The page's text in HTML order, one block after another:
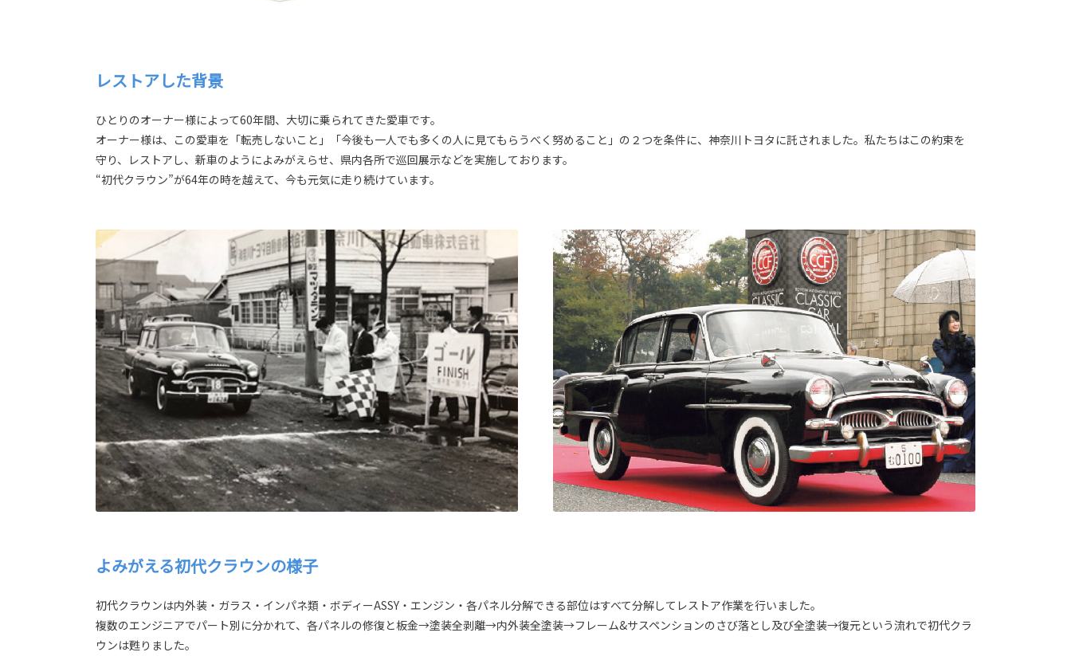
レストアした背景
ひとりのオーナー様によって60年間、大切に乗られてきた愛車です。
オーナー様は、この愛車を「転売しないこと」「今後も一人でも多くの人に見てもらうべく努めること」の２つを条件に、神奈川トヨタに託されました。私たちはこの約束を
守り、レストアし、新車のようによみがえらせ、県内各所で巡回展示などを実施しております。
“初代クラウン”が64年の時を越えて、今も元気に走り続けています。
よみがえる初代クラウンの様子
初代クラウンは内外装・ガラス・インパネ類・ボディーASSY・エンジン・各パネル分解できる部位はすべて分解してレストア作業を行いました。
複数のエンジニアでパート別に分かれて、各パネルの修復と板金→塗装全剥離→内外装全塗装→フレーム&サスペンションのさび落とし及び全塗装→復元という流れで初代クラ
ウンは甦りました。